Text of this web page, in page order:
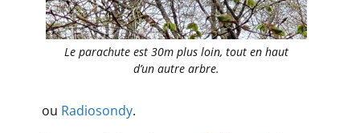
Le parachute est 30m plus loin, tout en haut
d’un autre arbre.
ou Radiosondy.